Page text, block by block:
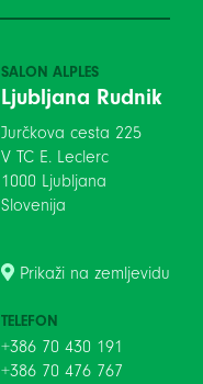
SALON ALPLES
Ljubljana Rudnik
Jurčkova cesta 225
V TC E. Leclerc
1000 Ljubljana
Slovenija
Prikaži na zemljevidu
TELEFON
+386 70 430 191
+386 70 476 767